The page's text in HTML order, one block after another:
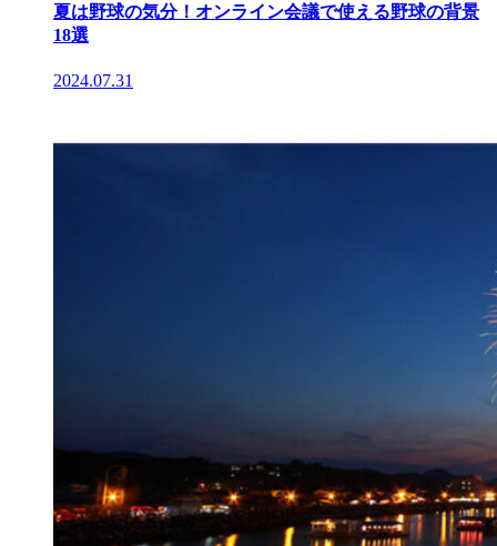
夏は野球の気分！オンライン会議で使える野球の背景
18選
2024.07.31